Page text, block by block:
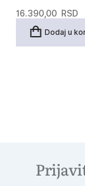
16.390,00 RSD
Dodaj u